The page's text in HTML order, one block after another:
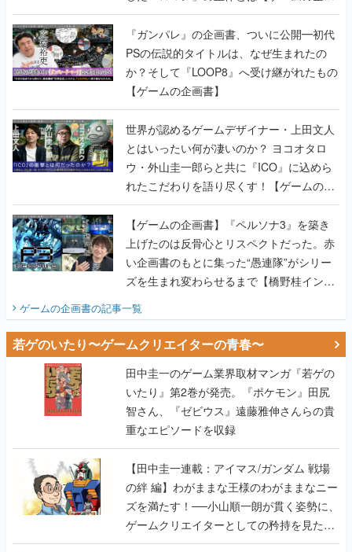
書】
『ガンパレ』の企画書、ついに公開━初代
PSの伝説的タイトルは、なぜ生まれたの
か？そして『LOOP8』へ受け継がれたもの
【ゲームの企画書】
世界が認めるゲームデザイナー・上田文人
とはいったい何が凄いのか？ ヨコオタロ
ウ・外山圭一郎らと共に『ICO』に込めら
れたこだわりを語り尽くす！【ゲームの企
画書】
【ゲームの企画書】『ペルソナ3』を築き
上げたのは反骨心とリスペクトだった。赤
い企画書のもとに集った“愚連隊”がシリー
ズを生まれ変わらせるまで【橋野桂インタ
ゲームの企画書の記事一覧
若ゲのいたり〜ゲームクリエイターの青春〜
田中圭一のゲーム業界取材マンガ『若ゲの
いたり』第2巻が発売。『ポケモン』田尻
智さん、『ゼビウス』遠藤雅伸さんらの貴
重なエピソードを収録
【田中圭一連載：アイマス/ガンダム 戦場
の絆 編】わがままな王様のわがままなニー
ズを満たす！──小山順一朗が貫く姿勢に、
ゲームクリエイターとしての矜持を見た
【若ゲのいたり最終回】